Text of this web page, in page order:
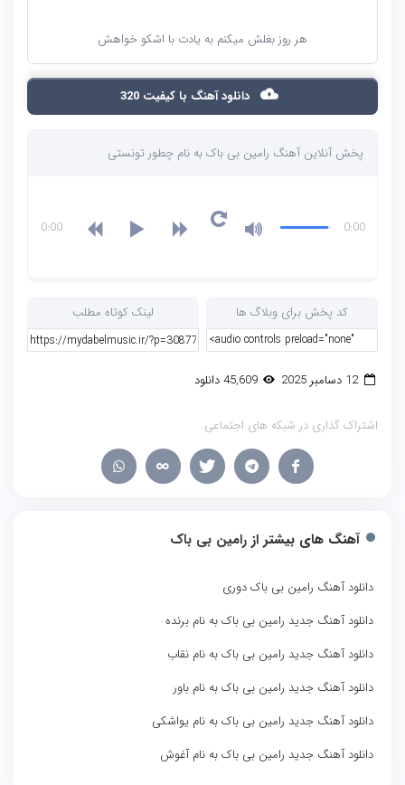
هر روز بغلش میکنم به یادت با اشکو خواهش
دانلود آهنگ با کیفیت 320
پخش آنلاین آهنگ رامین بی باک به نام چطور تونستی
0:00
0:00
کد پخش برای وبلاگ ها لینک کوتاه مطلب
12 دسامبر 2025 45,609 دانلود
اشتراک گذاری در شبکه های اجتماعی
آهنگ های بیشتر از رامین بی باک
دانلود آهنگ رامین بی باک دوری
دانلود آهنگ جدید رامین بی باک به نام برنده
دانلود آهنگ جدید رامین بی باک به نام نقاب
دانلود آهنگ جدید رامین بی باک به نام باور
دانلود آهنگ جدید رامین بی باک به نام یواشکی
دانلود آهنگ جدید رامین بی باک به نام آغوش